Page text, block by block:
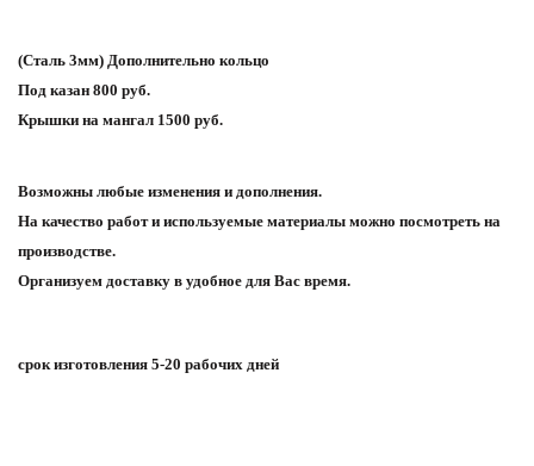
(Сталь 3мм) Дополнительно кольцо
Под казан 800 руб.
Крышки на мангал 1500 руб.
Возможны любые изменения и дополнения.
На качество работ и используемые материалы можно посмотреть на
производстве.
Организуем доставку в удобное для Вас время.
срок изготовления 5-20 рабочих дней